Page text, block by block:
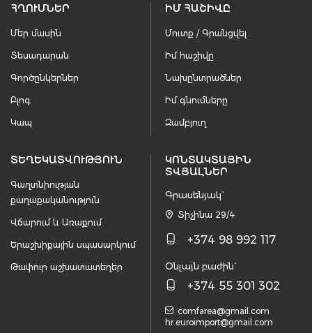
ՀՂՈՒՄՆԵՐ
Մեր մասին
Տեսադարան
Գործընկերներ
Բլոգ
Կապ
ԻՄ ՀԱՇԻՎԸ
Մուտք / Գրանցվել
Իմ հաշիվը
Նախընտրածներ
Իմ գնումները
Զամբյուղ
ՏԵՂԵԿԱՏՎՈՒԹՅՈՒՆ
Գաղտնիության
քաղաքականություն
Վճարում և Առաքում
Երաշխիքային սպասարկում
Թափուր աշխատատեղեր
ԿՈՆՏԱԿՏԱՅԻՆ
ՏՎՅԱԼՆԵՐ
Գրասենյակ`
Տիչինա 29/4
+374 98 992 117
Օնլայն բաժին`
+374 55 301 302
comfarea@gmail.com
hr.euroimport@gmail.com